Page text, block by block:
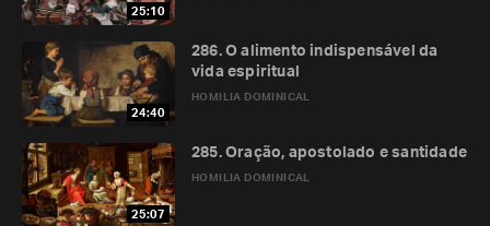
25:10
24:40
HOMILIA DOMINICAL
286. O alimento indispensável da
vida espiritual
25:07
HOMILIA DOMINICAL
285. Oração, apostolado e santidade